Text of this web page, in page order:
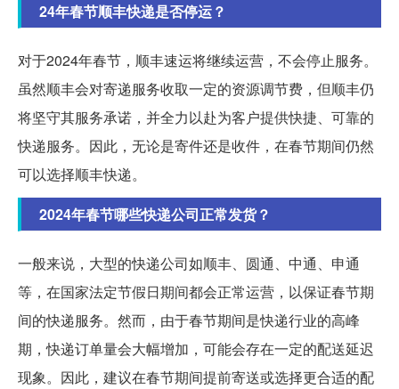
24年春节顺丰快递是否停运？
对于2024年春节，顺丰速运将继续运营，不会停止服务。
虽然顺丰会对寄递服务收取一定的资源调节费，但顺丰仍
将坚守其服务承诺，并全力以赴为客户提供快捷、可靠的
快递服务。因此，无论是寄件还是收件，在春节期间仍然
可以选择顺丰快递。
2024年春节哪些快递公司正常发货？
一般来说，大型的快递公司如顺丰、圆通、中通、申通
等，在国家法定节假日期间都会正常运营，以保证春节期
间的快递服务。然而，由于春节期间是快递行业的高峰
期，快递订单量会大幅增加，可能会存在一定的配送延迟
现象。因此，建议在春节期间提前寄送或选择更合适的配